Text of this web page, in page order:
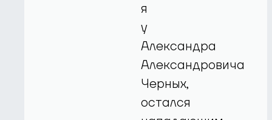
я
у
Александра
Александровича
Черных,
остался